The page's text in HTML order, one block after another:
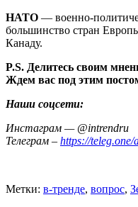
НАТО — военно-
большинство стран
Канаду.
P.S. Делитесь своим
Ждем вас под этим
Наши соцсети:
Инстаграм — @intrendru
Телеграм – https://
Метки: в-тренде, вопрос,